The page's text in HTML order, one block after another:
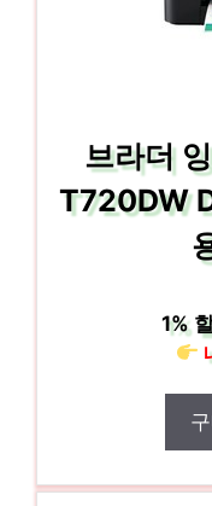
브라더
T720DW
1%